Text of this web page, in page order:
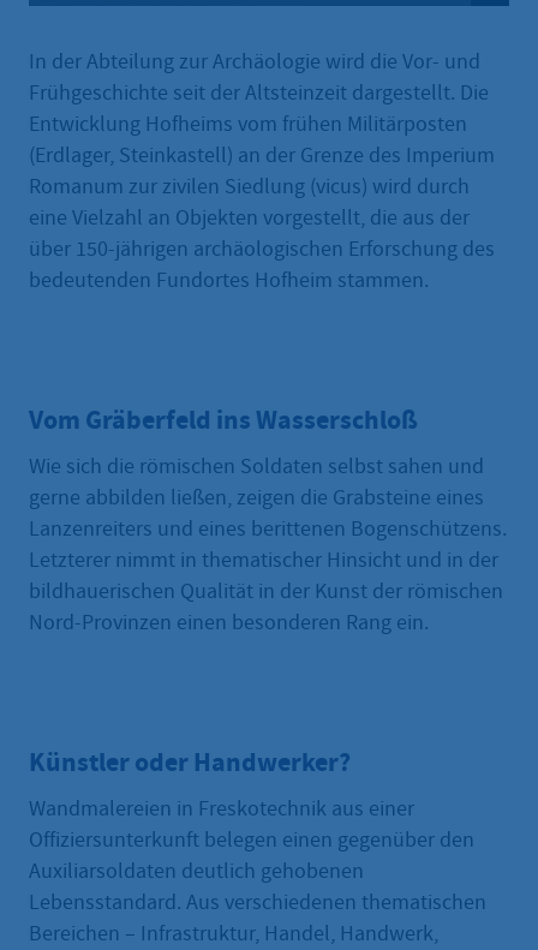
In der Abteilung zur Archäologie wird die Vor- und
Frühgeschichte seit der Altsteinzeit dargestellt. Die
Entwicklung Hofheims vom frühen Militärposten
(Erdlager, Steinkastell) an der Grenze des Imperium
Romanum zur zivilen Siedlung (vicus) wird durch
eine Vielzahl an Objekten vorgestellt, die aus der
über 150-jährigen archäologischen Erforschung des
bedeutenden Fundortes Hofheim stammen.
Vom Gräberfeld ins Wasserschloß
Wie sich die römischen Soldaten selbst sahen und
gerne abbilden ließen, zeigen die Grabsteine eines
Lanzenreiters und eines berittenen Bogenschützens.
Letzterer nimmt in thematischer Hinsicht und in der
bildhauerischen Qualität in der Kunst der römischen
Nord-Provinzen einen besonderen Rang ein.
Künstler oder Handwerker?
Wandmalereien in Freskotechnik aus einer
Offiziersunterkunft belegen einen gegenüber den
Auxiliarsoldaten deutlich gehobenen
Lebensstandard. Aus verschiedenen thematischen
Bereichen – Infrastruktur, Handel, Handwerk,